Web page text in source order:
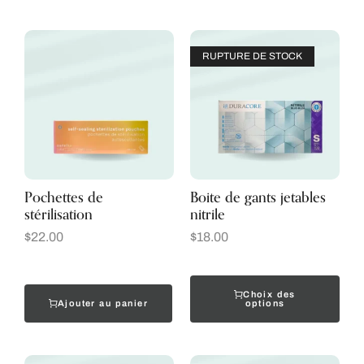
Pochettes de
stérilisation
$22.00
Ajouter au panier
RUPTURE DE STOCK
Boite de gants jetables
nitrile
$18.00
Choix des
options